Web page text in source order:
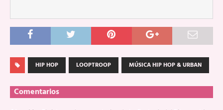
HIP HOP LOOPTROOP MÚSICA HIP HOP & URBAN
Comentarios